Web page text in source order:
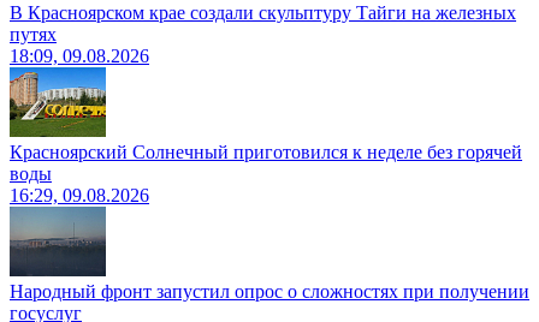
В Красноярском крае создали скульптуру Тайги на железных
путях
18:09, 09.08.2026
Красноярский Солнечный приготовился к неделе без горячей
воды
16:29, 09.08.2026
Народный фронт запустил опрос о сложностях при получении
госуслуг